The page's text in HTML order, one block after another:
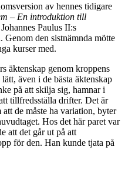
av hennes tidigare
– En introduktion till
Paulus II:s
Genom den sistnämnda mötte
kurser med.
äktenskap genom kroppens
även i de bästa äktenskap
på att skilja sig, hamnar i
tillfredsställa drifter. Det är
de måste ha variation, byter
Hos det här paret var
att det går ut på att
för den. Han kunde tjata på